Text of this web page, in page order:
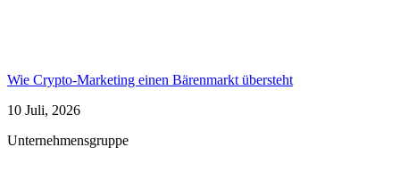
Wie Crypto-Marketing einen Bärenmarkt übersteht
10 Juli, 2026
Unternehmensgruppe